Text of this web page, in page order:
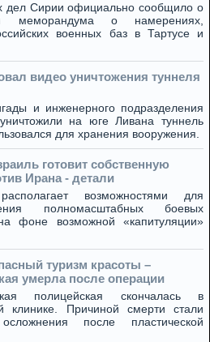
дел Сирии официально сообщило о
меморандума о намерениях,
военных баз в Тартусе и
видео уничтожения туннеля
и инженерного подразделения
на юге Ливана туннель
для хранения вооружения.
готовит собственную
Ирана - детали
возможностями для
полномасштабных боевых
фоне возможной «капитуляции»
туризм красоты –
умерла после операции
полицейская скончалась в
клинике. Причиной смерти стали
после пластической